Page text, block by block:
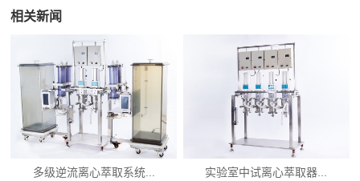
相关新闻
多级逆流离心萃取系统... 实验室中试离心萃取器...